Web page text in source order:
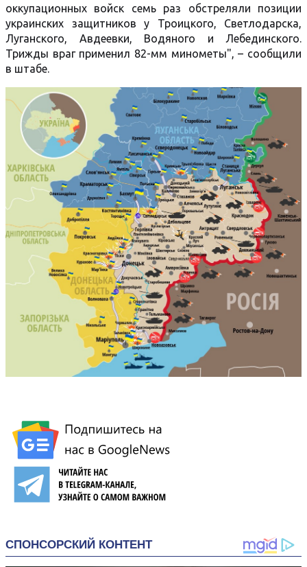
оккупационных войск семь раз обстреляли позиции
украинских защитников у Троицкого, Светлодарска,
Луганского, Авдеевки, Водяного и Лебединского.
Трижды враг применил 82-мм минометы", – сообщили
в штабе.